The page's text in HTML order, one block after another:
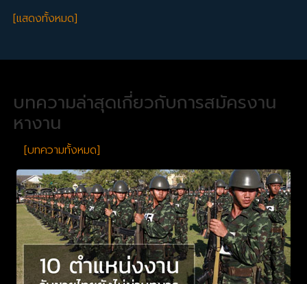
[แสดงทั้งหมด]
บทความล่าสุดเกี่ยวกับการสมัครงาน
หางาน
[บทความทั้งหมด]